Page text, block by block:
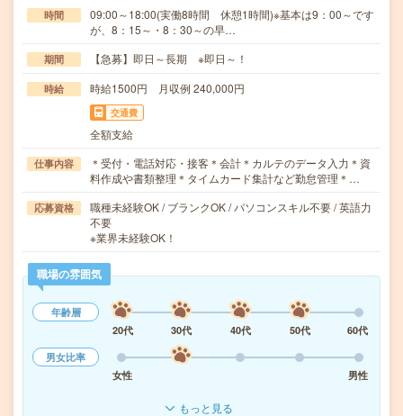
時間
09:00～18:00(実働8時間 休憩1時間)※基本は9：00～です
が、8：15～・8：30～の早…
期間 【急募】即日～長期 ※即日～！
時給 時給1500円 月収例 240,000円
交通費
全額支給
仕事内容
＊受付・電話対応・接客＊会計＊カルテのデータ入力＊資
料作成や書類整理＊タイムカード集計など勤怠管理＊…
応募資格
職種未経験OK / ブランクOK / パソコンスキル不要 / 英語力
不要
※業界未経験OK！
職場の雰囲気
年齢層
20代
30代 40代 50代
60代
男女比率
女性
男性
もっと見る